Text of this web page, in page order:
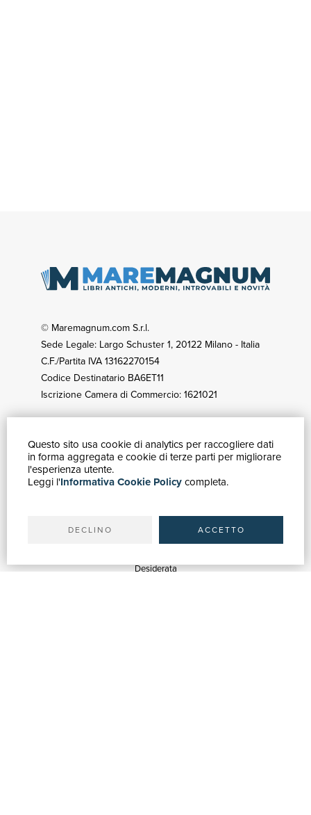
Questo sito usa cookie di analytics per raccogliere dati
in forma aggregata e cookie di terze parti per migliorare
l'esperienza utente.
Leggi l'Informativa Cookie Policycompleta.
DECLINO ACCETTO
© Maremagnum.com S.r.l.
Sede Legale: Largo Schuster 1, 20122 Milano - Italia
C.F./Partita IVA 13162270154
Codice Destinatario BA6ET11
Iscrizione Camera di Commercio: 1621021
GUIDA ACQUISTI
Ricerca avanzata
Spedizioni
Desiderata